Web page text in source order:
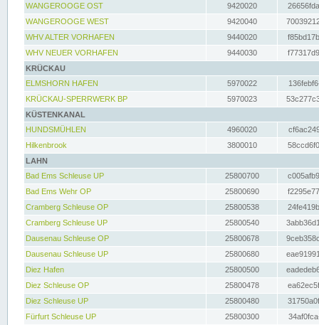
WANGEROOGE OST
9420020
WANGEROOGE WEST
9420040
WHV ALTER VORHAFEN
9440020
WHV NEUER VORHAFEN
9440030
KRÜCKAU
ELMSHORN HAFEN
5970022
KRÜCKAU-SPERRWERK BP
5970023
KÜSTENKANAL
HUNDSMÜHLEN
4960020
Hilkenbrook
3800010
LAHN
Bad Ems Schleuse UP
25800700
Bad Ems Wehr OP
25800690
Cramberg Schleuse OP
25800538
Cramberg Schleuse UP
25800540
Dausenau Schleuse OP
25800678
Dausenau Schleuse UP
25800680
Diez Hafen
25800500
Diez Schleuse OP
25800478
Diez Schleuse UP
25800480
Fürfurt Schleuse UP
25800300